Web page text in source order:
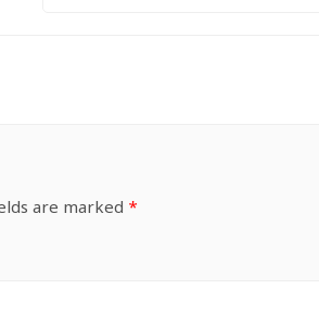
are marked *